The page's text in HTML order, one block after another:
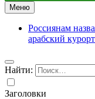
Меню
Россиянам
арабский
Найти:
Заголовки